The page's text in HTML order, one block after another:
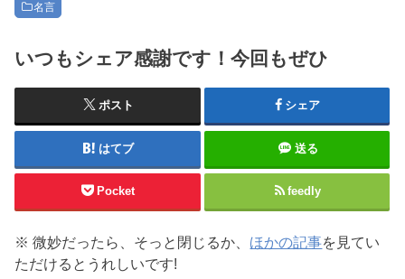
名言
いつもシェア感謝です！今回もぜひ
ポスト シェア
はてブ 送る
Pocket feedly
※ 微妙だったら、そっと閉じるか、 ほかの記事を見てい
ただけるとうれしいです!